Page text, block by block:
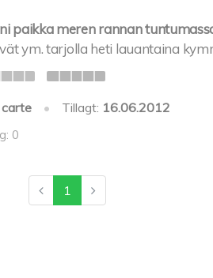
paikka meren rannan
ym. tarjolla heti lauantaina
• Tillagt: 16.06.2012
0
1